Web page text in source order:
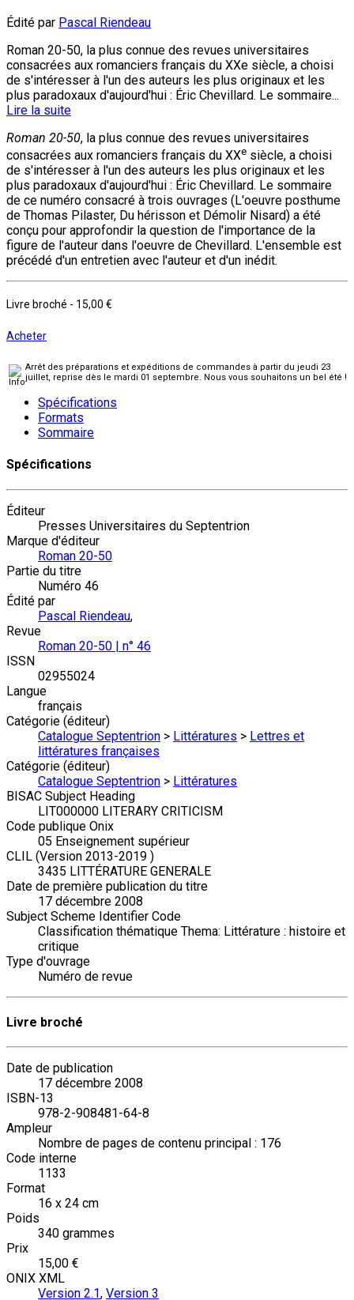
Édité par Pascal Riendeau
Roman 20-50, la plus connue des revues universitaires
consacrées aux romanciers français du XXe siècle, a choisi
de s'intéresser à l'un des auteurs les plus originaux et les
plus paradoxaux d'aujourd'hui : Éric Chevillard. Le sommaire...
Lire la suite
Roman 20-50, la plus connue des revues universitaires
consacrées aux romanciers français du XXe siècle, a choisi
de s'intéresser à l'un des auteurs les plus originaux et les
plus paradoxaux d'aujourd'hui : Éric Chevillard. Le sommaire
de ce numéro consacré à trois ouvrages (L'oeuvre posthume
de Thomas Pilaster, Du hérisson et Démolir Nisard) a été
conçu pour approfondir la question de l'importance de la
figure de l'auteur dans l'oeuvre de Chevillard. L'ensemble est
précédé d'un entretien avec l'auteur et d'un inédit.
Livre broché - 15,00 €
Acheter
Arrêt des préparations et expéditions de commandes à partir du jeudi 23
juillet, reprise dès le mardi 01 septembre. Nous vous souhaitons un bel été !
Spécifications
Formats
Sommaire
Spécifications
Éditeur
Presses Universitaires du Septentrion
Marque d'éditeur
Roman 20-50
Partie du titre
Numéro 46
Édité par
Pascal Riendeau,
Revue
Roman 20-50 | n° 46
ISSN
02955024
Langue
français
Catégorie (éditeur)
Catalogue Septentrion > Littératures > Lettres et
littératures françaises
Catégorie (éditeur)
Catalogue Septentrion > Littératures
BISAC Subject Heading
LIT000000 LITERARY CRITICISM
Code publique Onix
05 Enseignement supérieur
CLIL (Version 2013-2019 )
3435 LITTÉRATURE GENERALE
Date de première publication du titre
17 décembre 2008
Subject Scheme Identifier Code
Classification thématique Thema: Littérature : histoire et
critique
Type d'ouvrage
Numéro de revue
Livre broché
Date de publication
17 décembre 2008
ISBN-13
978-2-908481-64-8
Ampleur
Nombre de pages de contenu principal : 176
Code interne
1133
Format
16 x 24 cm
Poids
340 grammes
Prix
15,00 €
ONIX XML
Version 2.1, Version 3